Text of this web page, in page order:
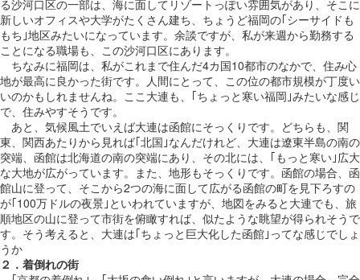
る沙河口区の一部は、海に面してリゾートっぽい雰囲気があり、そこに
新しいオフィスや大学がたくさん建ち、ちょうど福岡の｢シーサイドも
もち｣地区みたいになっています。余談ですが、私が来週から勤務する
ことになる職場も、この沙河口区にあります。
ちなみに福岡は、私がこれまで住んだ4カ国10都市のなかで、住み心
地が最高に良かった街です。人間にとって、この位の都市規模が丁度い
いのかもしれませんね。ここ大連も、｢ちょっと寒い福岡｣みたいな感じ
で、住みやすそうです。
あと、気候風土でいえば大連は函館にそっくりです。どちらも、関
東、関西あたりから見れば｢北国｣なんだけれど、大連は遼東半島の南の
突端、函館は北海道の南の突端にあり、その北には、｢もっと寒い｣広大
な大地が広がっています。また、地形もそっくりです。函館の場合、函
館山に登って、そこから2つの海に面して広がる函館の町を見下ろすの
が｢100万ドルの夜景｣といわれていますが、地図をみると大連でも、旅
順地区の山に登って市街を俯瞰すれば、似たような眺望が得られそうで
す。そう考えると、大連は｢ちょっと巨大化した函館｣ってな感じでしょ
うか
２．着倒れの街